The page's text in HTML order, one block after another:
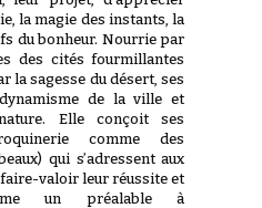
la magie des instants, la
du bonheur. Nourrie par
des cités fourmillantes
la sagesse du désert, ses
de la ville et
Elle conçoit ses
comme des
qui s’adressent aux
valoir leur réussite et
un préalable à